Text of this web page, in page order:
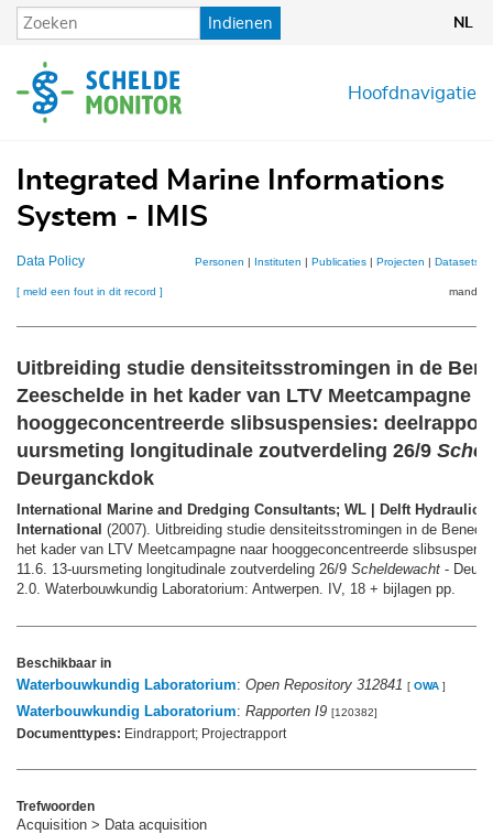
Overslaan
en
de
inhoud
Indienen NL
Hoofdnavigatie
Integrated Marine Informations
System - IMIS
Data Policy Personen | Instituten | Publicaties| Projecten | Datasets
[ meld een fout in dit record ] mandje
Uitbreiding studie densiteitsstromingen in de
Zeeschelde in het kader van LTV Meetcampagne
hooggeconcentreerde slibsuspensies: deelrapport
uursmeting longitudinale zoutverdeling 26/9
Deurganckdok
International Marine and Dredging Consultants; WL | Delft
International (2007). Uitbreiding studie densiteitsstromingen in de
het kader van LTV Meetcampagne naar hooggeconcentreerde
11.6. 13-uursmeting longitudinale zoutverdeling 26/9 Scheldewacht -
2.0. Waterbouwkundig Laboratorium: Antwerpen. IV, 18 + bijlagen pp.
Beschikbaar in
Waterbouwkundig Laboratorium: Open Repository 312841 [ OWA ]
Waterbouwkundig Laboratorium: Rapporten I9 [120382]
Documenttypes: Eindrapport; Projectrapport
Trefwoorden
Acquisition > Data acquisition